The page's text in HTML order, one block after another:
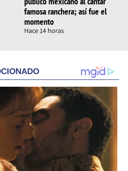
famosa ranchera; así fue el
momento
Hace 14 horas